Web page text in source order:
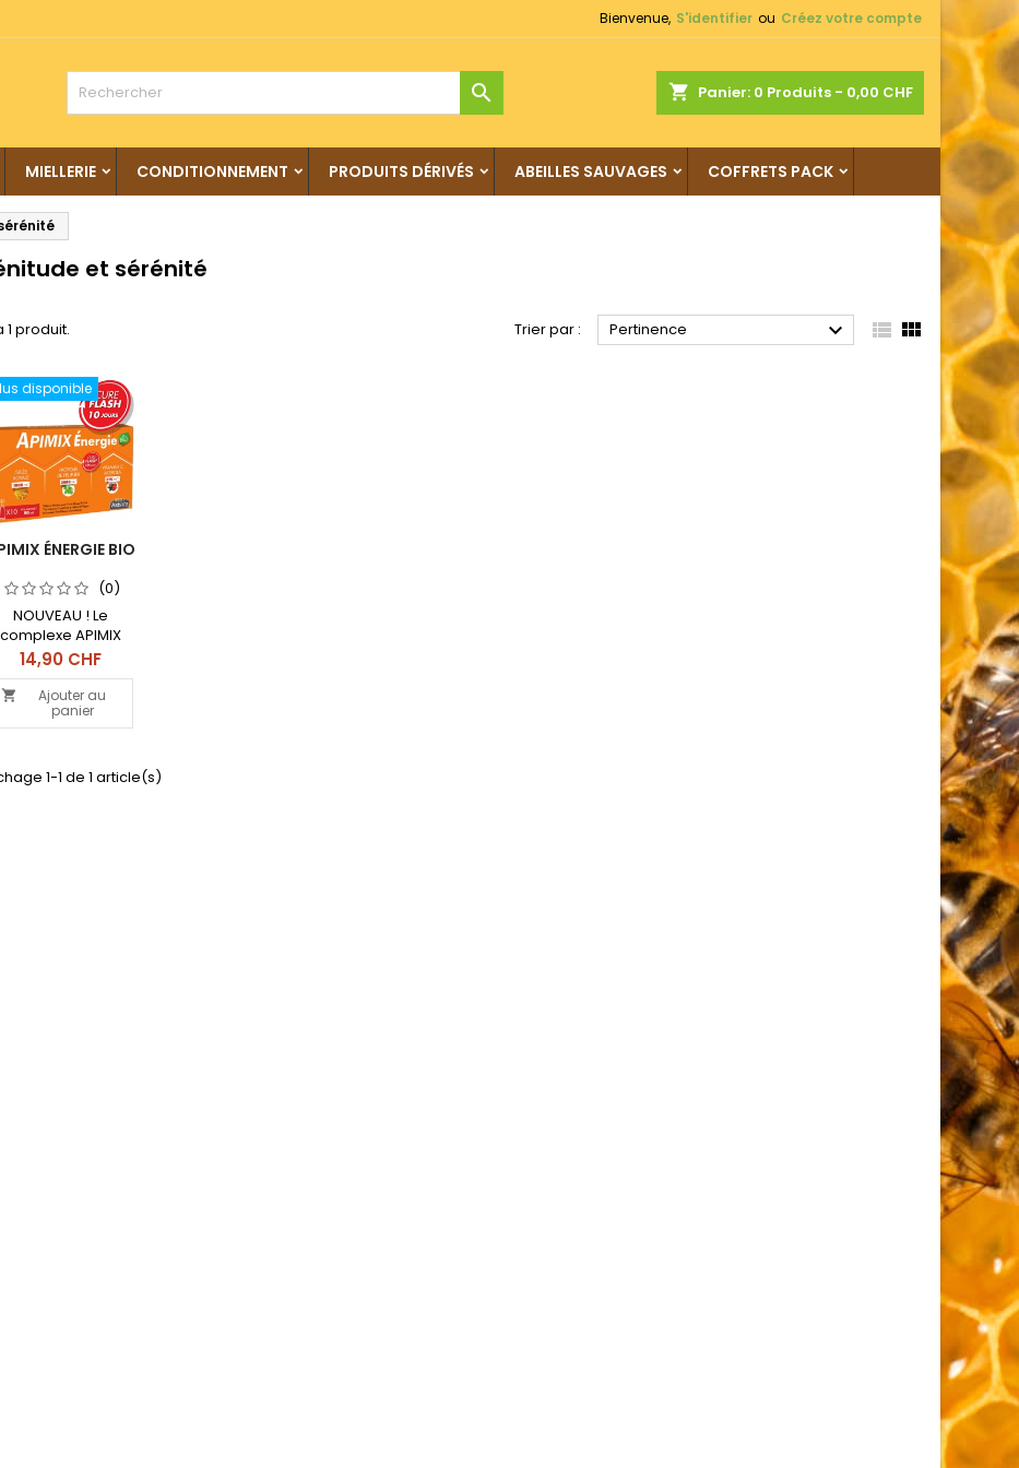
Bienvenue, S'identifier ou Créez votre compte
shopping_cart Panier: 0 Produits - 0,00 CHF

MIELLERIE CONDITIONNEMENT PRODUITS DÉRIVÉS ABEILLES SAUVAGES COFFRETS PACK
et sérénité
1 produit. Trier par : Pertinence   
disponible
ÉNERGIE BIO
(0)
NOUVEAU ! Le
complexe APIMIX
Énergie a été
spécialement
formulé pour
à la fatigue
physique et /ou
Prix
14,90 CHF

Ajouter au
panier
1-1 de 1 article(s)